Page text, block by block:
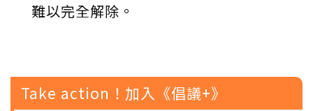
難以完全解除。
Take action！加入《倡議+》